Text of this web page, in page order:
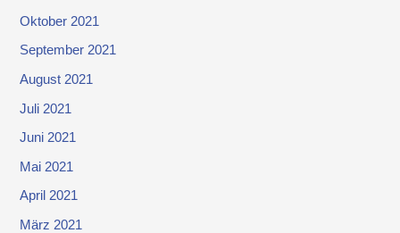
Oktober 2021
September 2021
August 2021
Juli 2021
Juni 2021
Mai 2021
April 2021
März 2021